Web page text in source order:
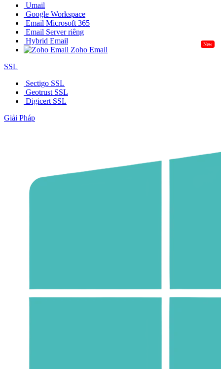
Umail
Google Workspace
Email Microsoft 365
Email Server riêng
Hybrid Email
New
Zoho Email
SSL
Sectigo SSL
Geotrust SSL
Digicert SSL
Giải Pháp